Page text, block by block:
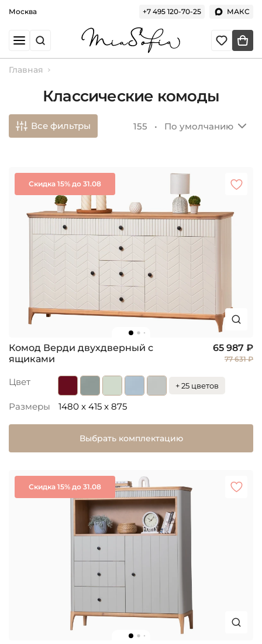
Москва +7 495 120-70-25 МАКС
Главная
Классические комоды
Все фильтры 155 • По умолчанию
Скидка 15% до 31.08
Комод Верди двухдверный с
ящиками
65 987 ₽
77 631 ₽
Цвет + 25 цветов
Размеры 1480 x 415 x 875
Выбрать комплектацию
Скидка 15% до 31.08